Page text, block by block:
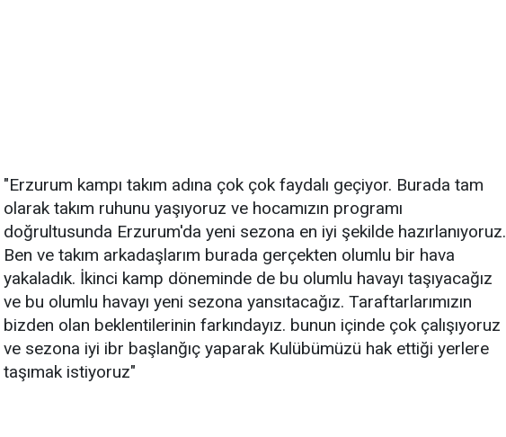
"Erzurum kampı takım adına çok çok faydalı geçiyor. Burada tam
olarak takım ruhunu yaşıyoruz ve hocamızın programı
doğrultusunda Erzurum'da yeni sezona en iyi şekilde hazırlanıyoruz.
Ben ve takım arkadaşlarım burada gerçekten olumlu bir hava
yakaladık. İkinci kamp döneminde de bu olumlu havayı taşıyacağız
ve bu olumlu havayı yeni sezona yansıtacağız. Taraftarlarımızın
bizden olan beklentilerinin farkındayız. bunun içinde çok çalışıyoruz
ve sezona iyi ibr başlanğıç yaparak Kulübümüzü hak ettiği yerlere
taşımak istiyoruz"